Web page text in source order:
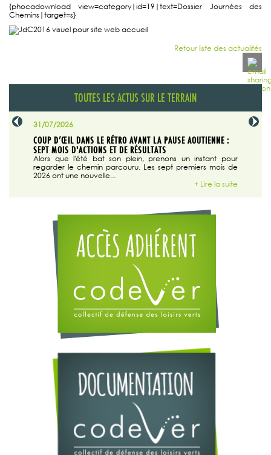
{phocadownload view=category|id=19|text=Dossier Journées des
Chemins|target=s}
Retour liste des actualités
TOUTES LES ACTUS SUR LE TERRAIN
31/07/2026
COUP D’ŒIL DANS LE RÉTRO AVANT LA PAUSE AOUTIENNE :
SEPT MOIS D'ACTIONS ET DE RÉSULTATS
Alors que l'été bat son plein, prenons un instant pour
regarder le chemin parcouru. Les sept premiers mois de
2026 ont une nouvelle...
+ Lire la suite
29/07/